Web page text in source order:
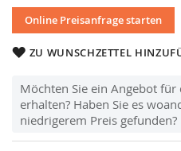
Online Preisanfrage starten
ZU WUNSCHZETTEL
Möchten Sie ein Angebot für
erhalten? Haben Sie es
niedrigerem Preis gefunden?